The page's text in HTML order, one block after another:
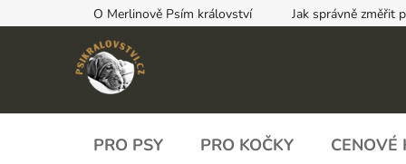
na
O Merlinově Psím království Jak správně změřit
PRO PSY PRO KOČKY CENOVÉ